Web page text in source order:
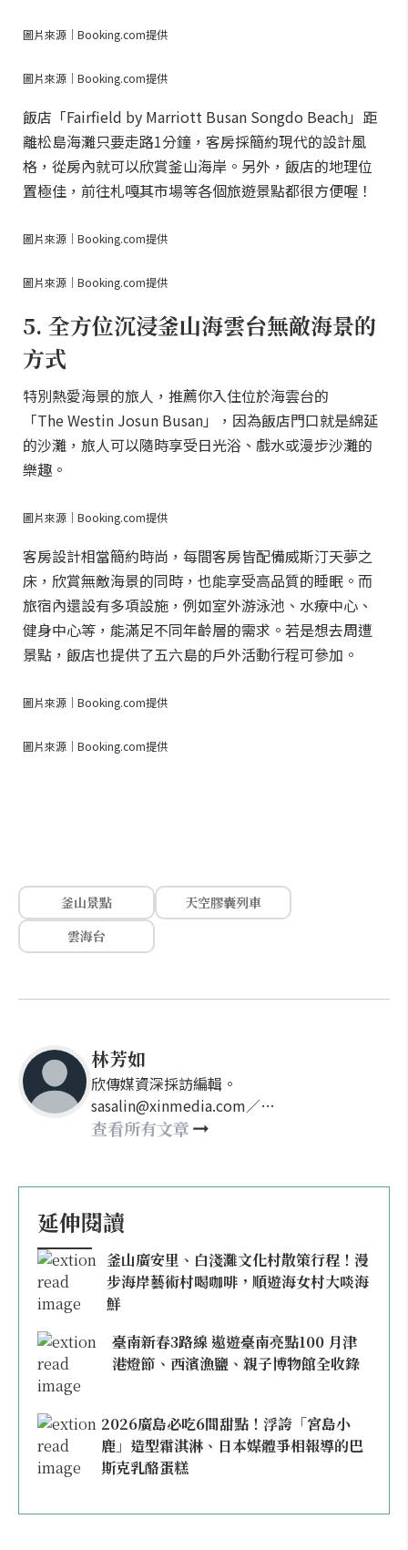
圖片來源｜Booking.com提供
圖片來源｜Booking.com提供
飯店「Fairfield by Marriott Busan Songdo Beach」距
離松島海灘只要走路1分鐘，客房採簡約現代的設計風
格，從房內就可以欣賞釜山海岸。另外，飯店的地理位
置極佳，前往札嘎其市場等各個旅遊景點都很方便喔！
圖片來源｜Booking.com提供
圖片來源｜Booking.com提供
5. 全方位沉浸釜山海雲台無敵海景的
方式
特別熱愛海景的旅人，推薦你入住位於海雲台的
「The Westin Josun Busan」，因為飯店門口就是綿延
的沙灘，旅人可以隨時享受日光浴、戲水或漫步沙灘的
樂趣。
圖片來源｜Booking.com提供
客房設計相當簡約時尚，每間客房皆配備威斯汀天夢之
床，欣賞無敵海景的同時，也能享受高品質的睡眠。而
旅宿內還設有多項設施，例如室外游泳池、水療中心、
健身中心等，能滿足不同年齡層的需求。若是想去周遭
景點，飯店也提供了五六島的戶外活動行程可參加。
圖片來源｜Booking.com提供
圖片來源｜Booking.com提供
釜山景點
天空膠囊列車
雲海台
林芳如
欣傳媒資深採訪編輯。
sasalin@xinmedia.com／
happy21917@gmail.com
查看所有文章
延伸閱讀
釜山廣安里、白淺灘文化村散策行程！漫
步海岸藝術村喝咖啡，順遊海女村大啖海
鮮
臺南新春3路線 遨遊臺南亮點100 月津
港燈節、西濱漁鹽、親子博物館全收錄
2026廣島必吃6間甜點！浮誇「宮島小
鹿」造型霜淇淋、日本媒體爭相報導的巴
斯克乳酪蛋糕